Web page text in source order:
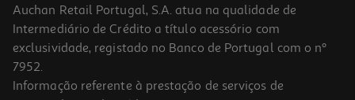
Auchan Retail Portugal, S.A. atua na qualidade de
Intermediário de Crédito a título acessório com
exclusividade, registado no Banco de Portugal com o nº
7952.
Informação referente à prestação de serviços de